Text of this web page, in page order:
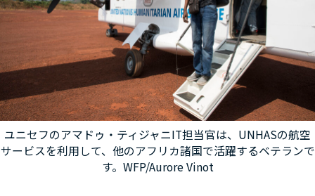
ユニセフのアマドゥ・ティジャニIT担当官は、UNHASの航空
サービスを利用して、他のアフリカ諸国で活躍するベテランで
す。WFP/Aurore Vinot